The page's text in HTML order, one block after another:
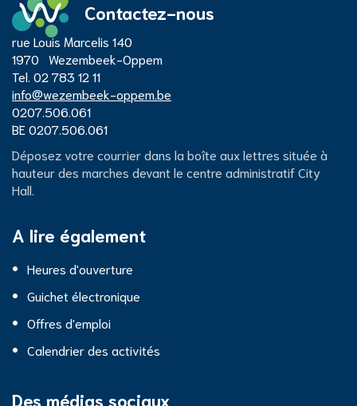
Contactez-nous
Centre
administratif
City
Hall
Adresse
rue Louis Marcelis 140
1970
Wezembeek-Oppem
Tél. 02 783 12 11
E-
mail
info@wezembeek-oppem.be
Numéro
d'entreprise
0207.506.061
Numéro
TVA
BE 0207.506.061
Déposez votre courrier dans la boîte aux lettres située à
hauteur des marches devant le centre administratif City
Hall.
A lire également
Heures d'ouverture
Guichet électronique
Offres d'emploi
Calendrier des activités
Des médias sociaux